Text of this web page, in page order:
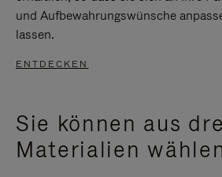
und Aufbewahrungswünsche
lassen.
ENTDECKEN
Sie können aus
Materialien